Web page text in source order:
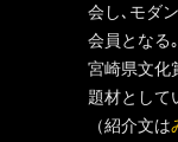
会し､モダ
会員となる
宮崎県文化
題材として
（紹介文は